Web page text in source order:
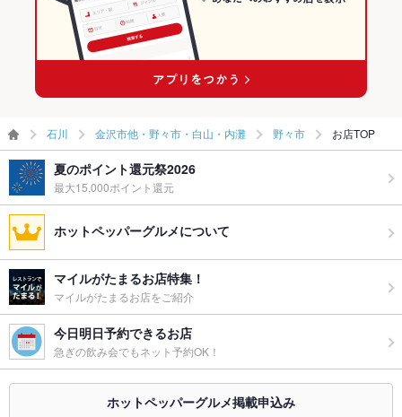
－
石川 金沢市他・野々市・白山・内灘 野々市 お店TOP
夏のポイント還元祭2026
最大15,000ポイント還元
ホットペッパーグルメについて
マイルがたまるお店特集！
マイルがたまるお店をご紹介
今日明日予約できるお店
急ぎの飲み会でもネット予約OK！
ホットペッパーグルメ掲載申込み